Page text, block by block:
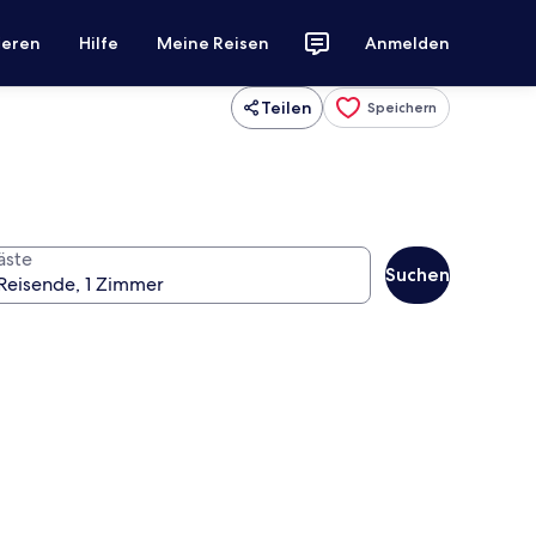
Hilfe Meine Reisen Anmelden
Teilen Speichern
Suchen